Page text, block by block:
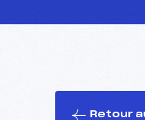
Retour